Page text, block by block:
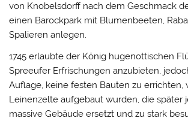
von Knobelsdorff nach dem Geschmack
einen Barockpark mit Blumenbeeten,
Spalieren anlegen.
1745 erlaubte der König hugenottischen
Spreeufer Erfrischungen anzubieten,
Auflage, keine festen Bauten zu errichten,
Leinenzelte aufgebaut wurden, die später
massive Gebäude ersetzt und zu stark